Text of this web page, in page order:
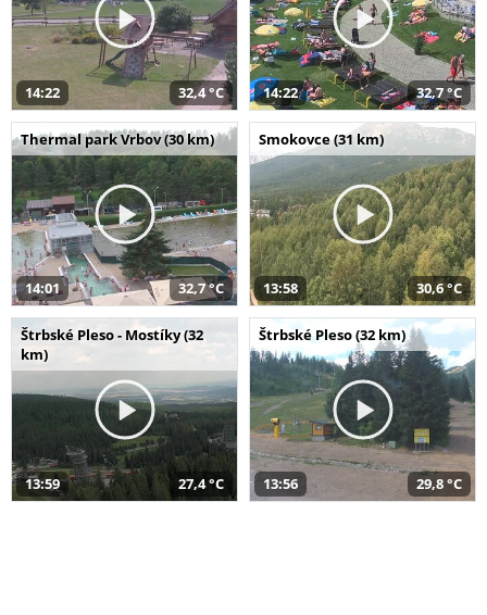
14:22 32,4 °C 14:22 32,7 °C
Thermal park Vrbov (30 km)
14:01 32,7 °C
Smokovce (31 km)
13:58 30,6 °C
Štrbské Pleso - Mostíky (32
km)
13:59 27,4 °C
Štrbské Pleso (32 km)
13:56 29,8 °C